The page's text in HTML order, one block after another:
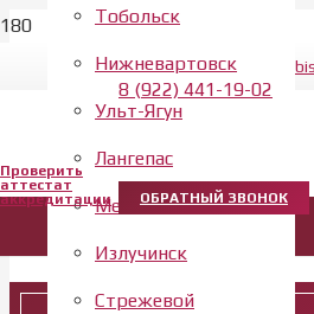
Тобольск
Нижневартовск
Ульт-Ягун
Лангепас
Мегион
Излучинск
Стрежевой
Проверить
аттестат
аккредитации
8 (922) 441-19-02
ОБРАТНЫЙ ЗВОНОК